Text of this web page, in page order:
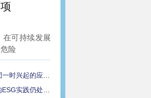
在可持续发展
险
兴起的应景之举
实践仍处早期